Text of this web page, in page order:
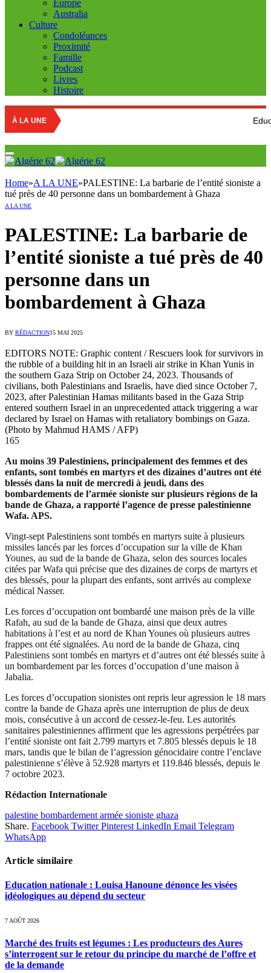
Europe
Australia
Culture
Condoléances
Proximité
Famille
Podcast
Livres
Histoire
À LA UNE Education
Home»A LA UNE»PALESTINE: La barbarie de l’entité sioniste a
tué près de 40 personne dans un bombardement à Ghaza
A LA UNE
PALESTINE: La barbarie de
l’entité sioniste a tué près de 40
personne dans un
bombardement à Ghaza
BY RÉDACTION15 MAI 2025
EDITORS NOTE: Graphic content / Rescuers look for survivors in
the rubble of a building hit in an Israeli air strike in Khan Yunis in
the southern Gaza Strip on October 24, 2023. Thousands of
civilians, both Palestinians and Israelis, have died since October 7,
2023, after Palestinian Hamas militants based in the Gaza Strip
entered southern Israel in an unprecedented attack triggering a war
declared by Israel on Hamas with retaliatory bombings on Gaza.
(Photo by Mahmud HAMS / AFP)
165
Au moins 39 Palestiniens, principalement des femmes et des
enfants, sont tombés en martyrs et des dizaines d’autres ont été
blessés dans la nuit de mercredi à jeudi, dans des
bombardements de l’armée sioniste sur plusieurs régions de la
bande de Ghaza, a rapporté l’agence de presse palestinienne
Wafa. APS.
Vingt-sept Palestiniens sont tombés en martyrs suite à plusieurs
missiles lancés par les forces d’occupation sur la ville de Khan
Younes, au sud de la bande de Ghaza, selon des sources locales
citées par Wafa qui précise que des dizaines de corps de martyrs et
des blessés, pour la plupart des enfants, sont arrivés au complexe
médical Nasser.
Les forces d’occupation ont bombardé une maison près de la ville
Rafah, au sud de la bande de Ghaza, ainsi que deux autres
habitations à l’est et au nord de Khan Younes où plusieurs autres
frappes ont été signalées. Au nord de la bande de Ghaza, cinq
Palestiniens sont tombés en martyrs et d’autres ont été blessés suite à
un bombardement par les forces d’occupation d’une maison à
Jabalia.
Les forces d’occupation sionistes ont repris leur agression le 18 mars
contre la bande de Ghaza après une interruption de plus de deux
mois, consécutive à un accord de cessez-le-feu. Les autorités
sanitaires palestiniennes affirment que les agressions perpétrées par
l’entité sioniste ont fait 2.799 martyrs et 7.805 blessés depuis le 18
mars, tandis que le bilan de l’agression génocidaire contre l’enclave
palestinienne s’élève à 52.928 martyrs et 119.846 blessés, depuis le
7 octobre 2023.
Rédaction Internationale
palestine bombardement armée sioniste ghaza
Share. Facebook Twitter Pinterest LinkedIn Email Telegram
WhatsApp
Article similaire
Education nationale : Louisa Hanoune dénonce les visées
idéologiques au dépend du secteur
7 AOÛT 2026
Marché des fruits est légumes : Les producteurs des Aures
s’interrogent sur le retour du principe du marché de l’offre et
de la demande